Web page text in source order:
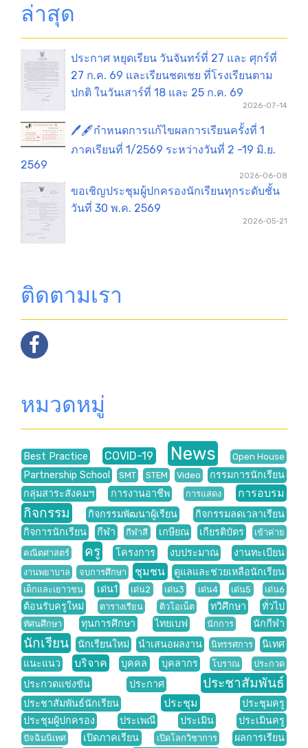
ล่าสุด
ประกาศ หยุดเรียน วันจันทร์ที่ 27 และ ศุกร์ที่
27 ก.ค. 69 และเรียนชดเชย ที่โรงเรียนตาม
ปกติ ในวันเสาร์ที่ 18 และ 25 ก.ค. 69
2026-07-14
🖊️🖋️กำหนดการแก้ไขผลการเรียนครั้งที่ 1
ภาคเรียนที่ 1/2569 ระหว่างวันที่ 2 -19 มิ.ย.
2569
2026-06-08
ขอเชิญประชุมผู้ปกครองนักเรียนทุกระดับชั้น
วันที่ 30 พ.ค. 2569
2026-05-21
ติดตามเรา
หมวดหมู่
Best Practice COVID-19 News Open House
Partnership School SMT STEM Video
กรรมการนักเรียน
กลุ่มสาระสังคมฯ
การงานอาชีพ การแสดง การอบรม
กิจกรรม กิจกรรมพัฒนาผู้เรียน
กิจกรรมลดเวลาเรียน
กิจการนักเรียน
กีฬา กีฬาสี เกษียณ เกียรติบัตร
เข้าค่าย
คณิตศาสตร์
ครู โครงการ งบประมาณ งานทะเบียน
งานพยาบาล จบการศึกษา ชุมชน ดูแลและช่วยเหลือนักเรียน
เด็กและเยาวชน เด่น1 เด่น2 เด่น3 เด่น4 เด่น5 เด่น6
ต้อนรับครูใหม่ ตารางเรียน ติวโอเน็ต ทวิศึกษา ทั่วไป
ทัศนศึกษา ทุนการศึกษา ไทยเบฟ นักการ นักกีฬา
นักเรียน นักเรียนใหม่ นำเสนอผลงาน นิทรรศการ
นิเทศ
แนะแนว
บริจาค บุคคล บุคลากร โบราณ ประกวด
ประกวดแข่งขัน ประกาศ ประชาสัมพันธ์
ประชาสัมพันธ์นักเรียน ประชุม
ประชุมครู
ประชุมผู้ปกครอง
ประเพณี ประเมิน ประเมินครู
ปัจฉิมนิเทศ เปิดภาคเรียน เปิดโลกวิชาการ ผลการเรียน